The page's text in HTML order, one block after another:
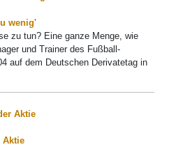
wenig'
zu tun? Eine ganze Menge, wie
und Trainer des Fußball-
auf dem Deutschen Derivatetag in
Aktie